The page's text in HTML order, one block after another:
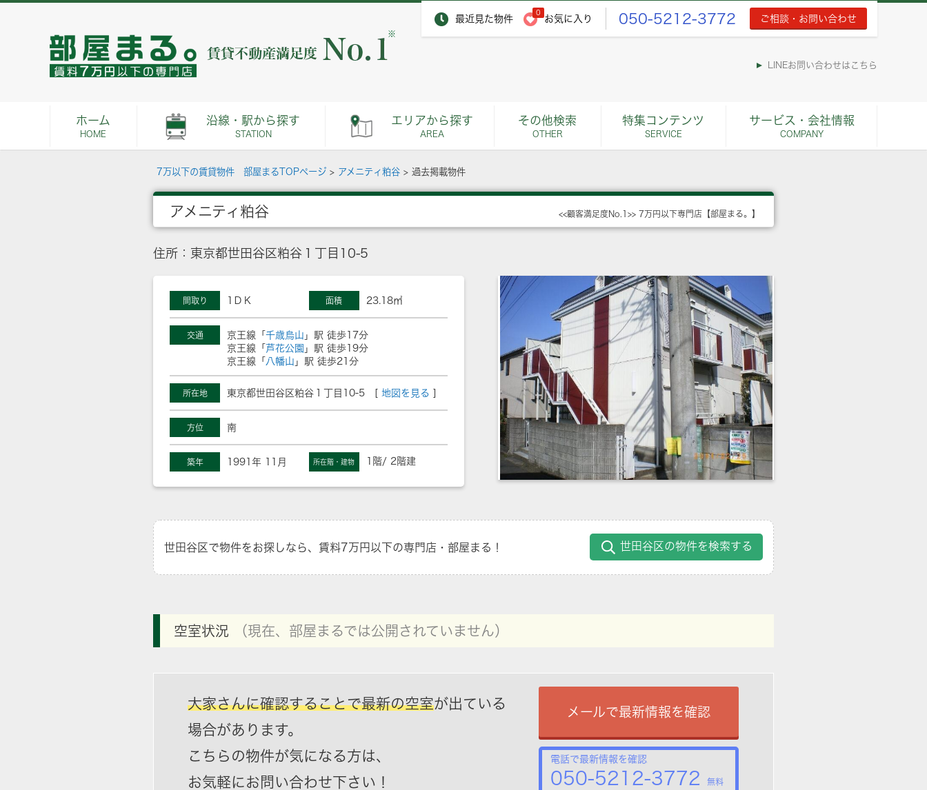
最近見た物件
0
お気に入り 050-5212-3772 ご相談・お問い合わせ
※
LINEお問い合わせはこちら
ホーム
HOME
沿線・駅から探す
STATION
エリアから探す
AREA
その他検索
OTHER
特集コンテンツ
SERVICE
サービス・会社情報
COMPANY
7万以下の賃貸物件 部屋まるTOPページ > アメニティ粕谷 > 過去掲載物件
アメニティ粕谷 <<顧客満足度No.1>> 7万円以下専門店【部屋まる。】
住所：東京都世田谷区粕谷１丁目10-5
間取り 1ＤＫ 面積 23.18㎡
交通 京王線「 千歳烏山 」駅 徒歩17分
京王線「 芦花公園 」駅 徒歩19分
京王線「 八幡山 」駅 徒歩21分
所在地 東京都世田谷区粕谷１丁目10-5 [ 地図を見る
方位 南
築年 1991年 11月 所在階・建物 1階/ 2階建
世田谷区で物件をお探しなら、賃料7万円以下の専門店・部屋まる！ 世田谷区の物件を検索する
空室状況 （現在、部屋まるでは公開されていません）
大家さんに確認することで最新の空室が出ている
場合があります。
こちらの物件が気になる方は、
お気軽にお問い合わせ下さい！
メールで最新情報を確認
電話で最新情報を確認
050-5212-3772 無料